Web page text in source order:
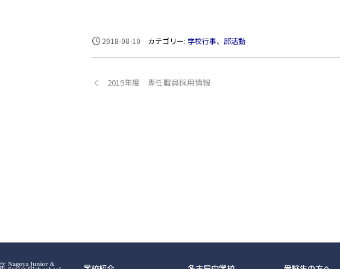
2018-08-10 カテゴリー: 学校行事、 部活動
2019年度 専任職員採用情報